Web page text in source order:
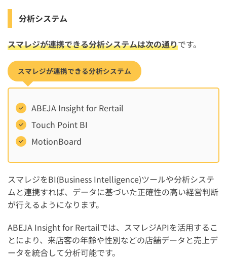
分析システム
スマレジが連携できる分析システムは次の通りです。
スマレジが連携できる分析システム
ABEJA Insight for Rertail
Touch Point BI
MotionBoard
スマレジをBI(Business Intelligence)ツールや分析システ
ムと連携すれば、データに基づいた正確性の高い経営判断
が行えるようになります。
ABEJA Insight for Rertailでは、スマレジAPIを活用するこ
とにより、来店客の年齢や性別などの店舗データと売上デ
ータを統合して分析可能です。